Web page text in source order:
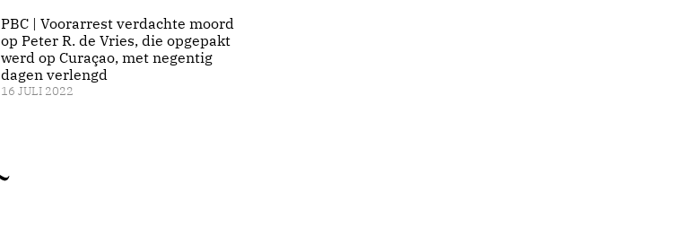
PBC | Voorarrest verdachte moord
op Peter R. de Vries, die opgepakt
werd op Curaçao, met negentig
dagen verlengd
16 JULI 2022